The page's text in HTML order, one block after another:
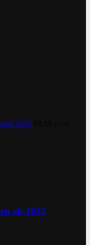
2026
ab 2022